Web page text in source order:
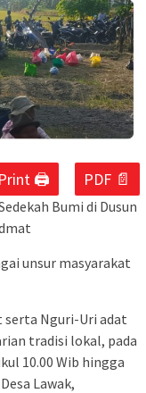
Print 🖨 PDF 📄
Bumi di Dusun
unsur masyarakat
Nguri-Uri adat
tradisi lokal, pada
10.00 Wib hingga
Lawak,